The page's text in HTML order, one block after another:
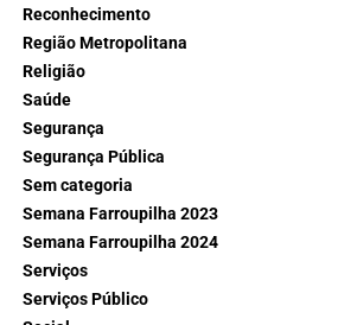
Reconhecimento
Região Metropolitana
Religião
Saúde
Segurança
Segurança Pública
Sem categoria
Semana Farroupilha 2023
Semana Farroupilha 2024
Serviços
Serviços Público